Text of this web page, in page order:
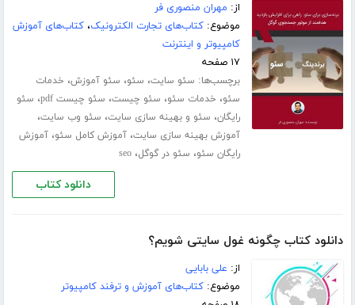
از: مهران منصوری فر
موضوع:کتاب‌های تجارت الکترونیک،کتاب‌های آموزش
کامپیوتر و اینترنت
۱۷ صفحه
برچسب‌ها: سئو سایت، سئو، سئو آموزش، خدمات
سئو، خدمات سئو، سئو چیست، سئو چیست pdf ، سئو
رایگان، سئو و بهینه سازی سایت، سئو وب سایت،
آموزش بهینه سازی سایت،آموزش کامل سئو،آموزش
رایگان سئو، سئو در گوگل،seo
دانلود کتاب
دانلود کتاب چگونه غول سایتی شویم؟
از: علی بابایی
موضوع:کتاب‌های آموزش و ترفند کامپیوتر